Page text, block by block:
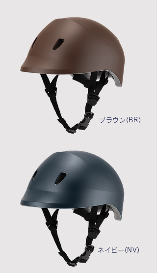
ブラウン(BR)
ネイビー(NV)